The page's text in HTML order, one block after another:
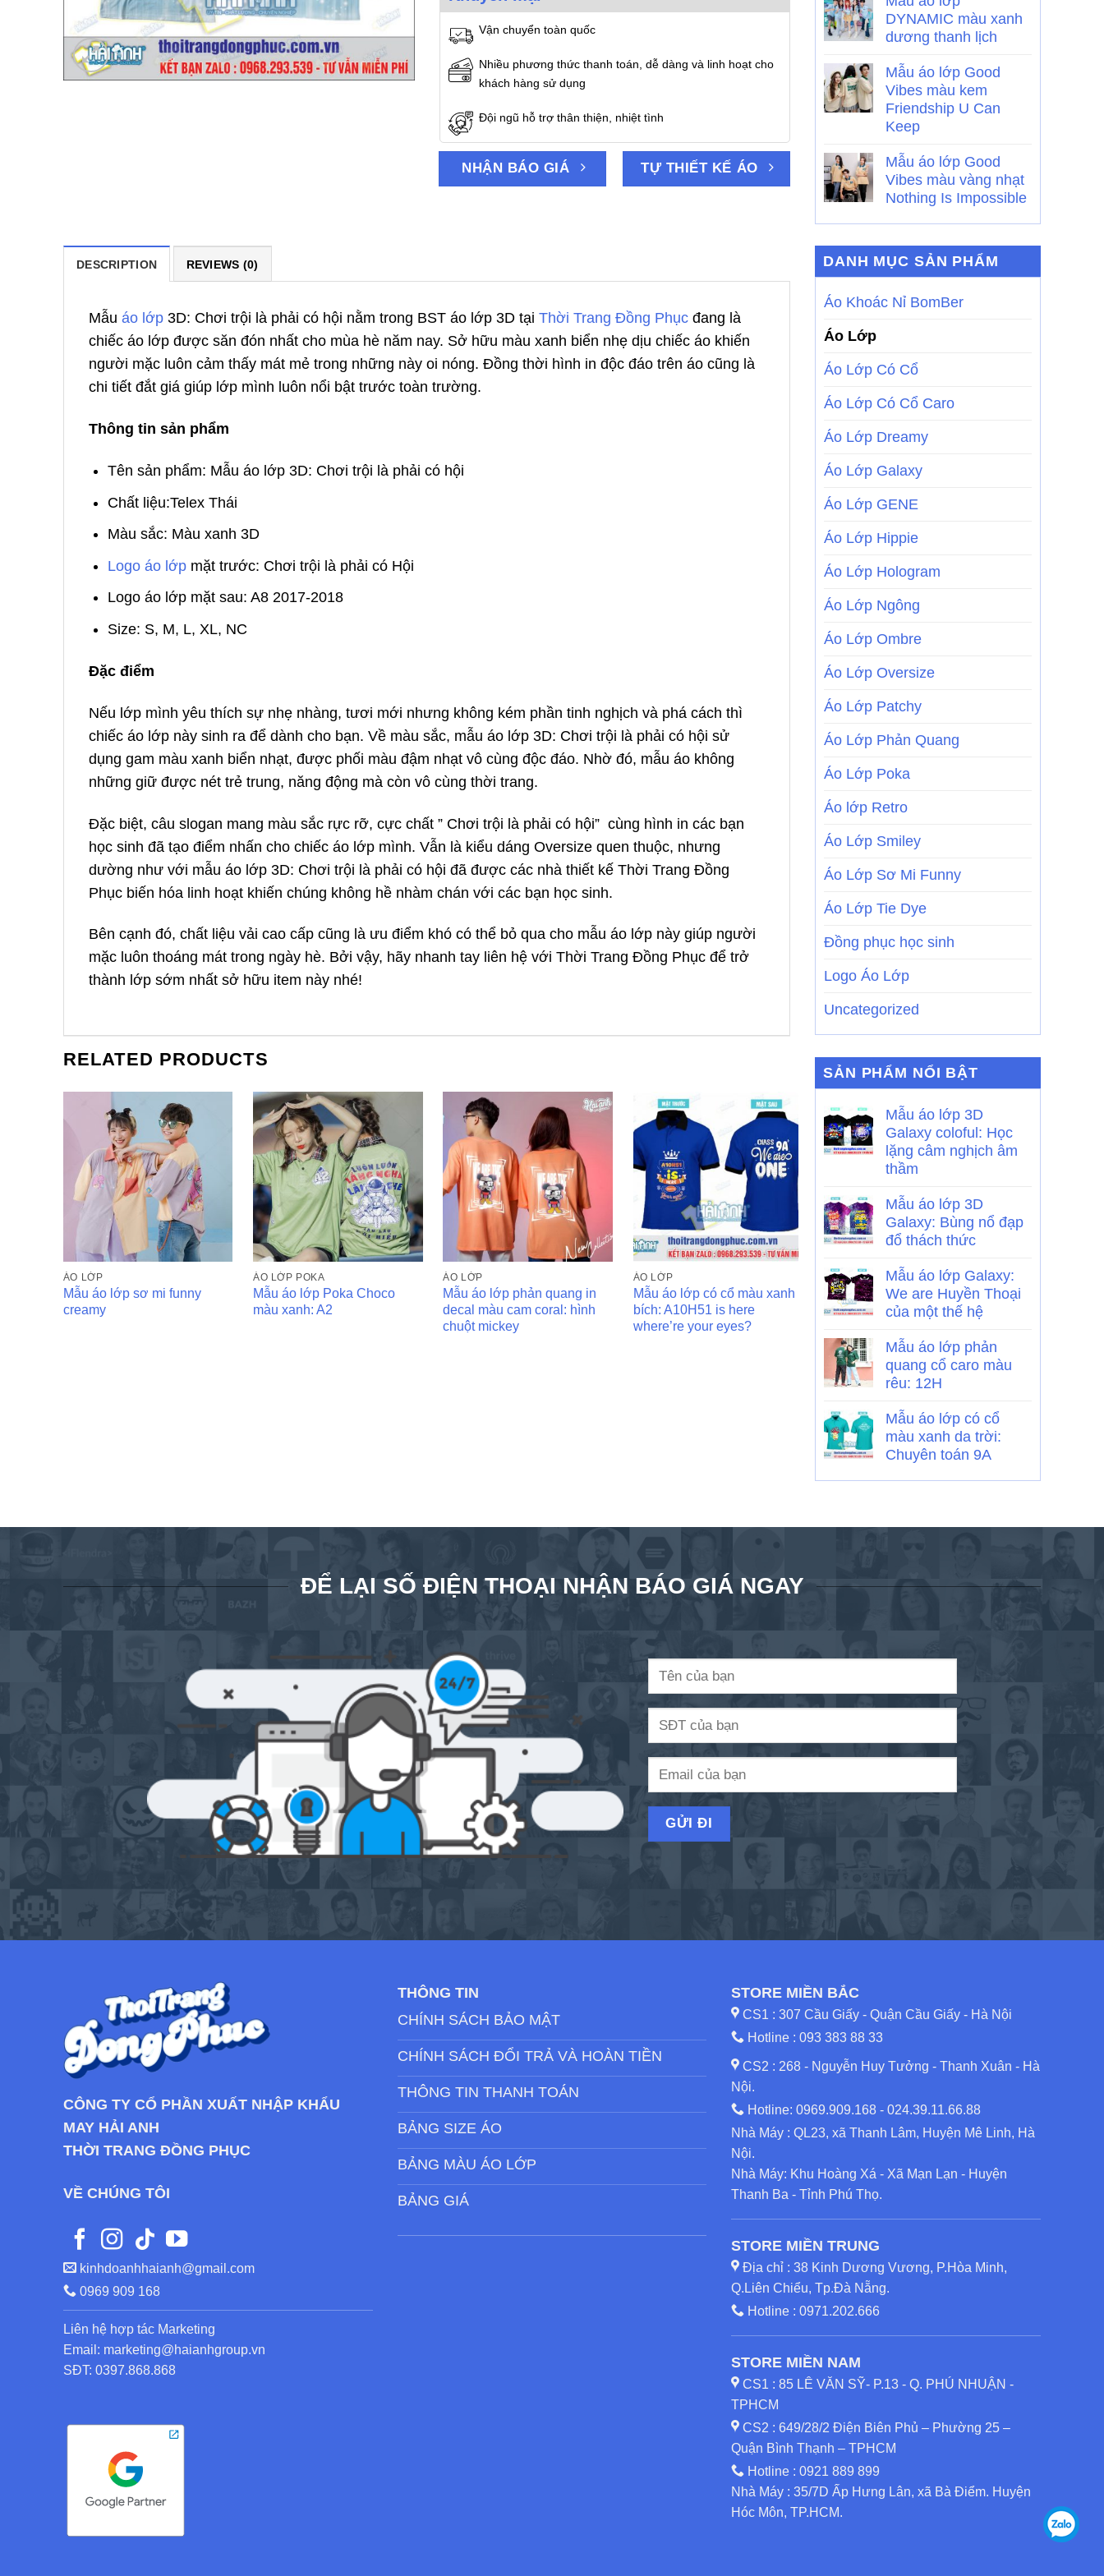
Vận chuyển toàn quốc
Nhiều phương thức thanh toán, dễ dàng và linh hoạt cho
khách hàng sử dụng
Đội ngũ hỗ trợ thân thiện, nhiệt tình
NHẬN BÁO GIÁ TỰ THIẾT KẾ ÁO
DESCRIPTION REVIEWS (0)
Mẫu áo lớp 3D: Chơi trội là phải có hội nằm trong BST áo lớp 3D tại Thời Trang Đồng Phục đang là
chiếc áo lớp được săn đón nhất cho mùa hè năm nay. Sở hữu màu xanh biển nhẹ dịu chiếc áo khiến
người mặc luôn cảm thấy mát mẻ trong những này oi nóng. Đồng thời hình in độc đáo trên áo cũng là
chi tiết đắt giá giúp lớp mình luôn nổi bật trước toàn trường.
Thông tin sản phẩm
Tên sản phẩm: Mẫu áo lớp 3D: Chơi trội là phải có hội
Chất liệu:Telex Thái
Màu sắc: Màu xanh 3D
Logo áo lớpmặt trước: Chơi trội là phải có Hội
Logo áo lớp mặt sau: A8 2017-2018
Size: S, M, L, XL, NC
Đặc điểm
Nếu lớp mình yêu thích sự nhẹ nhàng, tươi mới nhưng không kém phần tinh nghịch và phá cách thì
chiếc áo lớp này sinh ra để dành cho bạn. Về màu sắc, mẫu áo lớp 3D: Chơi trội là phải có hội sử
dụng gam màu xanh biển nhạt, được phối màu đậm nhạt vô cùng độc đáo. Nhờ đó, mẫu áo không
những giữ được nét trẻ trung, năng động mà còn vô cùng thời trang.
Đặc biệt, câu slogan mang màu sắc rực rỡ, cực chất ” Chơi trội là phải có hội” cùng hình in các bạn
học sinh đã tạo điểm nhấn cho chiếc áo lớp mình. Vẫn là kiểu dáng Oversize quen thuộc, nhưng
dường như với mẫu áo lớp 3D: Chơi trội là phải có hội đã được các nhà thiết kế Thời Trang Đồng
Phục biến hóa linh hoạt khiến chúng không hề nhàm chán với các bạn học sinh.
Bên cạnh đó, chất liệu vải cao cấp cũng là ưu điểm khó có thể bỏ qua cho mẫu áo lớp này giúp người
mặc luôn thoáng mát trong ngày hè. Bởi vậy, hãy nhanh tay liên hệ với Thời Trang Đồng Phục để trở
thành lớp sớm nhất sở hữu item này nhé!
RELATED PRODUCTS
ÁO LỚP
Mẫu áo lớp sơ mi funny
creamy
ÁO LỚP POKA
Mẫu áo lớp Poka Choco
màu xanh: A2
ÁO LỚP
Mẫu áo lớp phản quang in
decal màu cam coral: hình
chuột mickey
ÁO LỚP
Mẫu áo lớp có cổ màu xanh
bích: A10H51 is here
where’re your eyes?
ÁO LỚP
Mẫu Áo Lớp Sơ Mi Funny
Windy
ÁO LỚP
Mẫu áo lớp
DYNAMIC màu xanh
dương thanh lịch
Mẫu áo lớp Good
Vibes màu kem
Friendship U Can
Keep
Mẫu áo lớp Good
Vibes màu vàng nhạt
Nothing Is Impossible
DANH MỤC SẢN PHẨM
Áo Khoác Nỉ BomBer
Áo Lớp
Áo Lớp Có Cổ
Áo Lớp Có Cổ Caro
Áo Lớp Dreamy
Áo Lớp Galaxy
Áo Lớp GENE
Áo Lớp Hippie
Áo Lớp Hologram
Áo Lớp Ngông
Áo Lớp Ombre
Áo Lớp Oversize
Áo Lớp Patchy
Áo Lớp Phản Quang
Áo Lớp Poka
Áo lớp Retro
Áo Lớp Smiley
Áo Lớp Sơ Mi Funny
Áo Lớp Tie Dye
Đồng phục học sinh
Logo Áo Lớp
Uncategorized
SẢN PHẨM NỔI BẬT
Mẫu áo lớp 3D
Galaxy coloful: Học
lặng câm nghịch âm
thầm
Mẫu áo lớp 3D
Galaxy: Bùng nổ đạp
đổ thách thức
Mẫu áo lớp Galaxy:
We are Huyền Thoại
của một thế hệ
Mẫu áo lớp phản
quang cổ caro màu
rêu: 12H
Mẫu áo lớp có cổ
màu xanh da trời:
Chuyên toán 9A
ĐỂ LẠI SỐ ĐIỆN THOẠI NHẬN BÁO GIÁ NGAY
CÔNG TY CỔ PHẦN XUẤT NHẬP KHẨU
MAY HẢI ANH
THỜI TRANG ĐỒNG PHỤC
VỀ CHÚNG TÔI
kinhdoanhhaianh@gmail.com
0969 909 168
Liên hệ hợp tác Marketing
Email: marketing@haianhgroup.vn
SĐT: 0397.868.868
THÔNG TIN
CHÍNH SÁCH BẢO MẬT
CHÍNH SÁCH ĐỔI TRẢ VÀ HOÀN TIỀN
THÔNG TIN THANH TOÁN
BẢNG SIZE ÁO
BẢNG MÀU ÁO LỚP
BẢNG GIÁ
STORE MIỀN BẮC
CS1 : 307 Cầu Giấy - Quận Cầu Giấy - Hà Nội
Hotline :093 383 88 33
CS2 : 268 - Nguyễn Huy Tưởng - Thanh Xuân - Hà
Nội.
Hotline:0969.909.168 -024.39.11.66.88
Nhà Máy : QL23, xã Thanh Lâm, Huyện Mê Linh, Hà
Nội.
Nhà Máy: Khu Hoàng Xá - Xã Mạn Lạn - Huyện
Thanh Ba - Tỉnh Phú Thọ.
STORE MIỀN TRUNG
Địa chỉ : 38 Kinh Dương Vương, P.Hòa Minh,
Q.Liên Chiểu, Tp.Đà Nẵng.
Hotline :0971.202.666
STORE MIỀN NAM
CS1 : 85 LÊ VĂN SỸ- P.13 - Q. PHÚ NHUẬN -
TPHCM
CS2 : 649/28/2 Điện Biên Phủ – Phường 25 –
Quận Bình Thạnh – TPHCM
Hotline :0921 889 899
Nhà Máy : 35/7D Ấp Hưng Lân, xã Bà Điểm. Huyện
Hóc Môn, TP.HCM.